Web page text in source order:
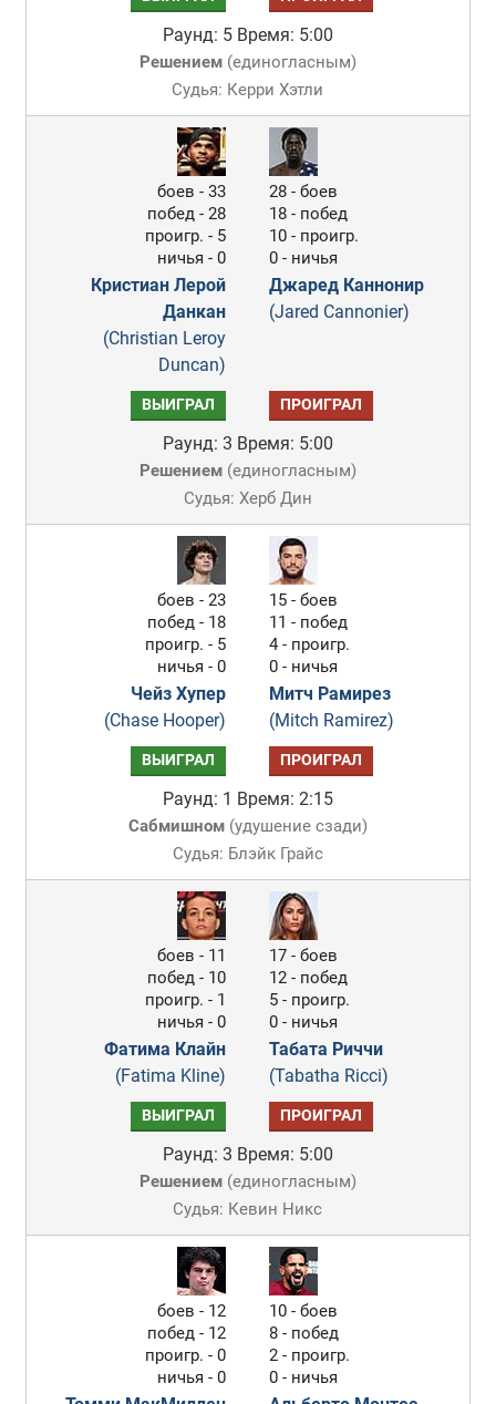
Раунд: 5 Время: 5:00
Решением(единогласным)
Судья: Керри Хэтли
боев - 33
побед - 28
проигр. - 5
ничья - 0
Кристиан Лерой
Данкан
(Christian Leroy
Duncan)
28 - боев
18 - побед
10 - проигр.
0 - ничья
Джаред Каннонир
(Jared Cannonier)
ВЫИГРАЛ ПРОИГРАЛ
Раунд: 3 Время: 5:00
Решением(единогласным)
Судья: Херб Дин
боев - 23
побед - 18
проигр. - 5
ничья - 0
Чейз Хупер
(Chase Hooper)
15 - боев
11 - побед
4 - проигр.
0 - ничья
Митч Рамирез
(Mitch Ramirez)
ВЫИГРАЛ ПРОИГРАЛ
Раунд: 1 Время: 2:15
Сабмишном(удушение сзади)
Судья: Блэйк Грайс
боев - 11
побед - 10
проигр. - 1
ничья - 0
Фатима Клайн
(Fatima Kline)
17 - боев
12 - побед
5 - проигр.
0 - ничья
Табата Риччи
(Tabatha Ricci)
ВЫИГРАЛ ПРОИГРАЛ
Раунд: 3 Время: 5:00
Решением(единогласным)
Судья: Кевин Никс
боев - 12
побед - 12
проигр. - 0
ничья - 0
10 - боев
8 - побед
2 - проигр.
0 - ничья